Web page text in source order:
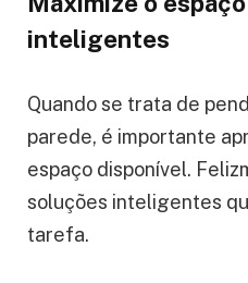
inteligentes
Quando se trata de
parede, é importante
espaço disponível.
soluções inteligentes
tarefa.